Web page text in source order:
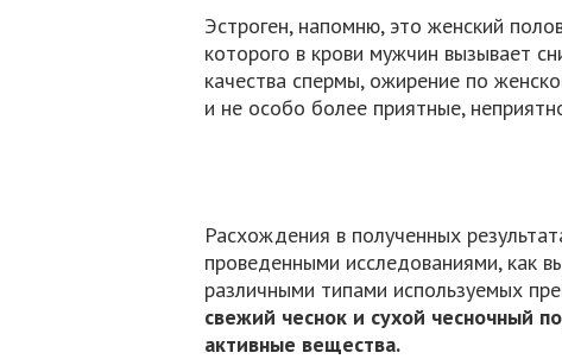
Эстроген, напомню, это женский
которого в крови мужчин вызывает
качества спермы, ожирение по
и не особо более приятные,
Расхождения в полученных
проведенными исследованиями, как
различными типами используемых
свежий чеснок и сухой чесночный
активные вещества.